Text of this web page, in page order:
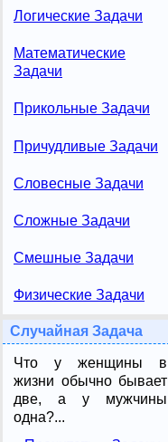
Логические Задачи
Математические
Задачи
Прикольные Задачи
Причудливые Задачи
Словесные Задачи
Сложные Задачи
Смешные Задачи
Физические Задачи
Случайная Задача
Что у женщины в
жизни обычно бывает
две, а у мужчины
одна?...